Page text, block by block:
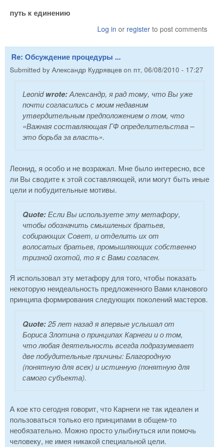
путь к единению
Log in or register to post comments
Re: Обсуждение процедуры ...
Submitted by Александр Кудрявцев on пт, 06/08/2010 - 17:27
Leonidwrote:Александр, я рад тому, что Вы уже
почти согласились с моим недавним
утвердительным предположением о том, что
«Важная составляющая ГФ определительства –
это борьба за власть».
Леонид, я особо и не возражал. Мне было интересно, все
ли Вы сводите к этой составляющей, или могут быть иные
цели и побудительные мотивы.
Quote:Если Вы используете эту метафору,
чтобы обозначить смышленых братьев,
собирающих Совет, и отделить их от
волосатых братьев, промышляющих собственно
тризной охотой, то я с Вами согласен.
Я использовал эту метафору для того, чтобы показать
некоторую неидеальность предложенного Вами кланового
принципа формирования следующих поколений мастеров.
Quote:25 лет назад я впервые услышал от
Бориса Злотина о принципах Карнеги и о том,
что любая деятельность всегда подразумевает
две побудительные причины: Благородную
(понятную для всех) и истинную (понятную для
самого субъекта).
А кое кто сегодня говорит, что Карнеги не так идеален и
пользоваться только его принципами в общем-то
необязательно. Можно просто улыбнуться или помочь
человеку, не имея никакой специальной цели.